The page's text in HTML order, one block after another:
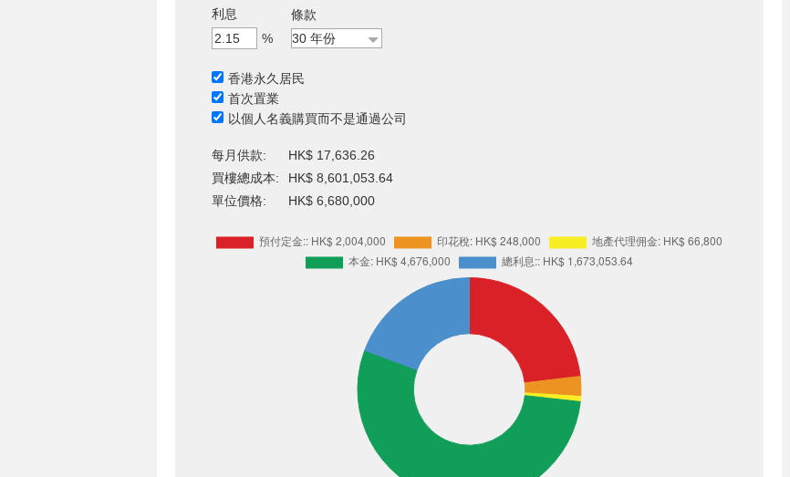
利息
%
條款
香港永久居民
首次置業
以個人名義購買而不是通過公司
每月供款:
HK$ 17,636.26
買樓總成本:
HK$ 8,601,053.64
單位價格:
HK$ 6,680,000